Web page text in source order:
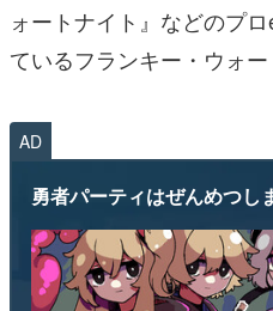
ォートナイト』などのプ
ているフランキー・ウォー
AD
勇者パーティはぜんめつし